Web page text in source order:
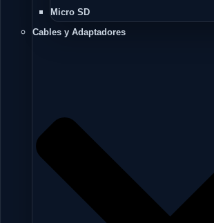
Micro SD
Cables y Adaptadores